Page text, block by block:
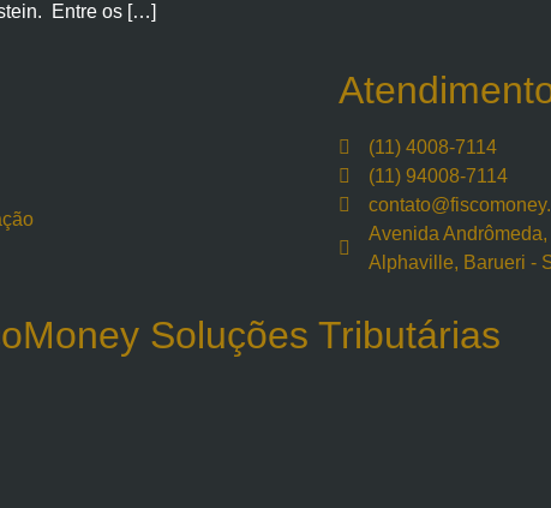
Entre os […]
(11) 4008-7114
(11) 94008-7114
Avenida
Alphaville, Barueri -
Soluções Tributárias